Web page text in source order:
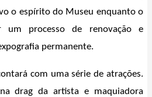
o espírito do Museu enquanto o
um processo de renovação e
permanente.
com uma série de atrações.
drag da artista e maquiadora